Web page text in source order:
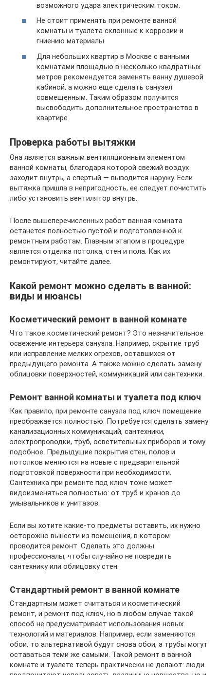
возможного удара электрическим током.
Не стоит применять при ремонте ванной
комнаты и туалета склонные к коррозии и
гниению материалы.
Для небольших квартир в Москве с ванными
комнатами площадью в несколько квадратных
метров рекомендуется заменять ванну душевой
кабиной, а можно еще сделать санузел
совмещенным. Таким образом получится
высвободить дополнительное пространство в
квартире.
Проверка работы вытяжки
Она является важным вентиляционным элементом
ванной комнаты, благодаря которой свежий воздух
заходит внутрь, а спертый — выводится наружу. Если
вытяжка пришла в непригодность, ее следует почистить
либо установить вентилятор внутрь.
После вышеперечисленных работ ванная комната
останется полностью пустой и подготовленной к
ремонтным работам. Главным этапом в процедуре
является отделка потолка, стен и пола. Как их
ремонтируют, читайте далее.
Какой ремонт можно сделать в ванной:
виды и нюансы
Косметический ремонт в ванной комнате
Что такое косметический ремонт? Это незначительное
освежение интерьера санузла. Например, скрытие труб
или исправление мелких огрехов, оставшихся от
предыдущего ремонта. А также можно сделать замену
облицовки поверхностей, коммуникаций или сантехники.
Ремонт ванной комнаты и туалета под ключ
Как правило, при ремонте санузла под ключ помещение
преображается полностью. Потребуется сделать замену
канализационных коммуникаций, сантехники,
электропроводки, труб, осветительных приборов и тому
подобное. Предыдущие покрытия стен, полов и
потолков меняются на новые с предварительной
подготовкой поверхности при необходимости.
Сантехника при ремонте под ключ тоже может
видоизменяться полностью: от труб и кранов до
умывальников и унитазов.
Если вы хотите какие-то предметы оставить, их нужно
осторожно вынести из помещения, в котором
проводится ремонт. Сделать это должны
профессионалы, чтобы случайно не повредить
сантехнику или облицовку стен.
Стандартный ремонт в ванной комнате
Стандартным может считаться и косметический
ремонт, и ремонт под ключ, но в любом случае такой
способ не предусматривает использования новых
технологий и материалов. Например, если заменяются
обои, то альтернативой будут снова обои, а трубы могут
оставаться теми же самыми. Такой ремонт в ванной
комнате и туалете теперь практически не делают: люди